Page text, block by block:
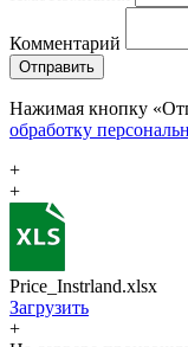
Комментарий
Отправить
Нажимая кнопку
обработку
+
+
Price_Instrland.xlsx
Загрузить
+